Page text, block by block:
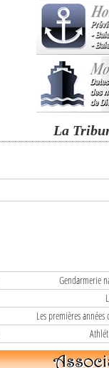
La
Gendarmerie
Les premières